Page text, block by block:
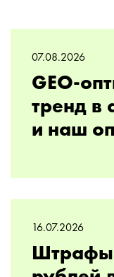
07.08.2026
GEO-
тренд в
и наш
16.07.2026
Штрафы